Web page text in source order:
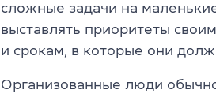
сложные задачи на
выставлять приоритеты
и срокам, в которые они
Организованные люди